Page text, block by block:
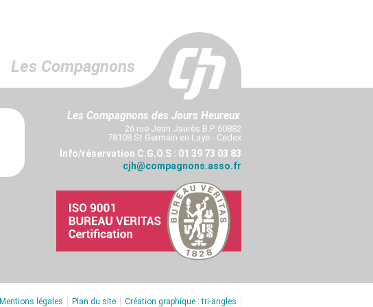
Les Compagnons
Les Compagnons des Jours Heureux
26 rue Jean Jaurès B.P. 60882
78108 St Germain en Laye - Cedex
Info/réservation C.G.O.S : 01 39 73 03 83
cjh@compagnons.asso.fr
Mentions légales Plan du site Création graphique : tri-angles